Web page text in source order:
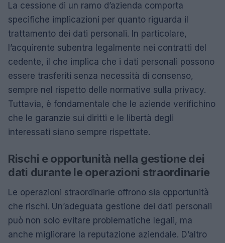
La cessione di un ramo d’azienda comporta
specifiche implicazioni per quanto riguarda il
trattamento dei dati personali. In particolare,
l’acquirente subentra legalmente nei contratti del
cedente, il che implica che i dati personali possono
essere trasferiti senza necessità di consenso,
sempre nel rispetto delle normative sulla privacy.
Tuttavia, è fondamentale che le aziende verifichino
che le garanzie sui diritti e le libertà degli
interessati siano sempre rispettate.
Rischi e opportunità nella gestione dei
dati durante le operazioni straordinarie
Le operazioni straordinarie offrono sia opportunità
che rischi. Un’adeguata gestione dei dati personali
può non solo evitare problematiche legali, ma
anche migliorare la reputazione aziendale. D’altro